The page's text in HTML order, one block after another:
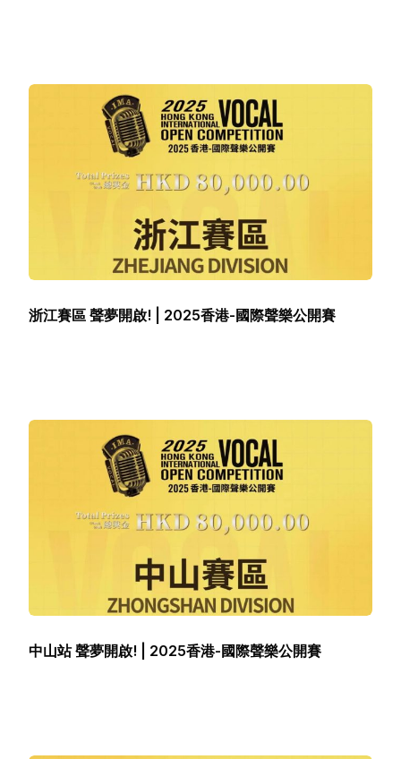
浙江賽區 聲夢開啟! | 2025香港-國際聲樂公開賽
中山站 聲夢開啟! | 2025香港-國際聲樂公開賽